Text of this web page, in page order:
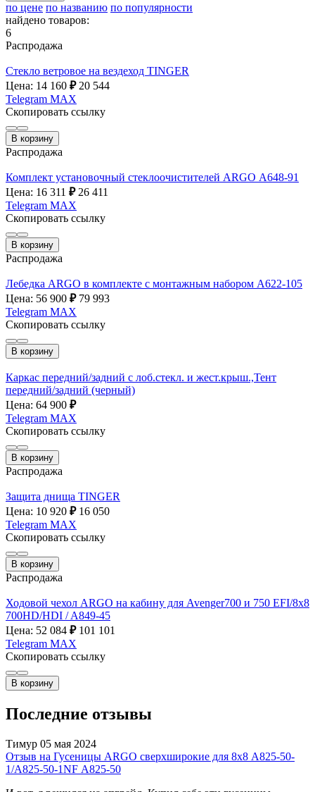
по цене по названию по популярности
найдено товаров:
6
Распродажа
Стекло ветровое на вездеход TINGER
Цена: 14 160 ₽ 20 544
Telegram MAX
Скопировать ссылку
В корзину
Распродажа
Комплект установочный стеклоочистителей ARGO А648-91
Цена: 16 311 ₽ 26 411
Telegram MAX
Скопировать ссылку
В корзину
Распродажа
Лебедка ARGO в комплекте с монтажным набором А622-105
Цена: 56 900 ₽ 79 993
Telegram MAX
Скопировать ссылку
В корзину
Каркас передний/задний с лоб.стекл. и жест.крыш.,Тент
передний/задний (черный)
Цена: 64 900 ₽
Telegram MAX
Скопировать ссылку
В корзину
Распродажа
Защита днища TINGER
Цена: 10 920 ₽ 16 050
Telegram MAX
Скопировать ссылку
В корзину
Распродажа
Ходовой чехол ARGO на кабину для Avenger700 и 750 EFI/8х8
700HD/HDI / A849-45
Цена: 52 084 ₽ 101 101
Telegram MAX
Скопировать ссылку
В корзину
Последние отзывы
Тимур 05 мая 2024
Отзыв на Гусеницы ARGO сверхширокие для 8х8 А825-50-
1/A825-50-1NF А825-50